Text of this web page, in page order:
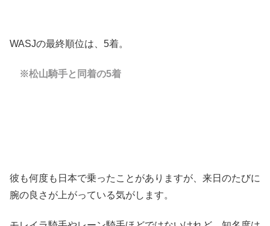
WASJの最終順位は、5着。
※松山騎手と同着の5着
彼も何度も日本で乗ったことがありますが、来日のたびに
腕の良さが上がっている気がします。